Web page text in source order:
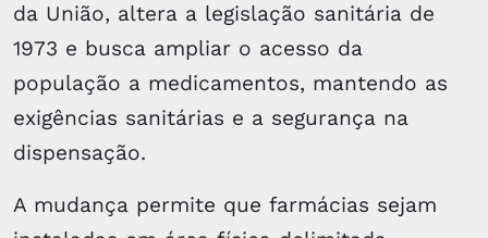
da União, altera a legislação sanitária de
1973 e busca ampliar o acesso da
população a medicamentos, mantendo as
exigências sanitárias e a segurança na
dispensação.
A mudança permite que farmácias sejam